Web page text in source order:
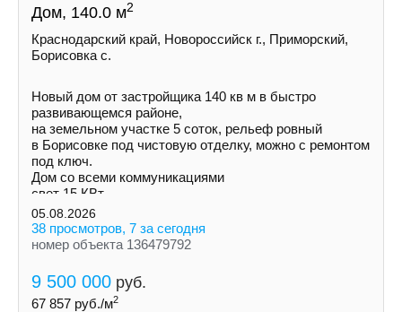
Дом, 140.0 м2
Краснодарский край, Новороссийск г., Приморский,
Борисовка с.
Новый дом от застройщика 140 кв м в быстро
развивающемся районе,
на земельном участке 5 соток, рельеф ровный
в Борисовке под чистовую отделку, можно с ремонтом
под ключ.
Дом со всеми коммуникациями
свет 15 КВт
индивидуальная скважина
септик
05.08.2026
38 просмотров, 7 за сегодня
номер объекта 136479792
9 500 000 руб.
67 857 руб./м2